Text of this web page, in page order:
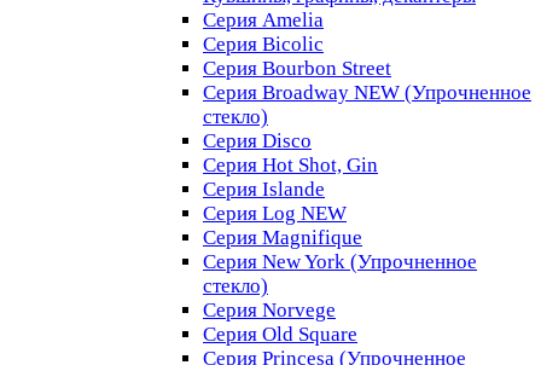
Серия Amelia
Серия Bicolic
Серия Bourbon Street
Серия Broadway NEW (Упрочненное
стекло)
Серия Disco
Серия Hot Shot, Gin
Серия Islande
Серия Log NEW
Серия Magnifique
Серия New York (Упрочненное
стекло)
Серия Norvege
Серия Old Square
Серия Princesa (Упрочненное